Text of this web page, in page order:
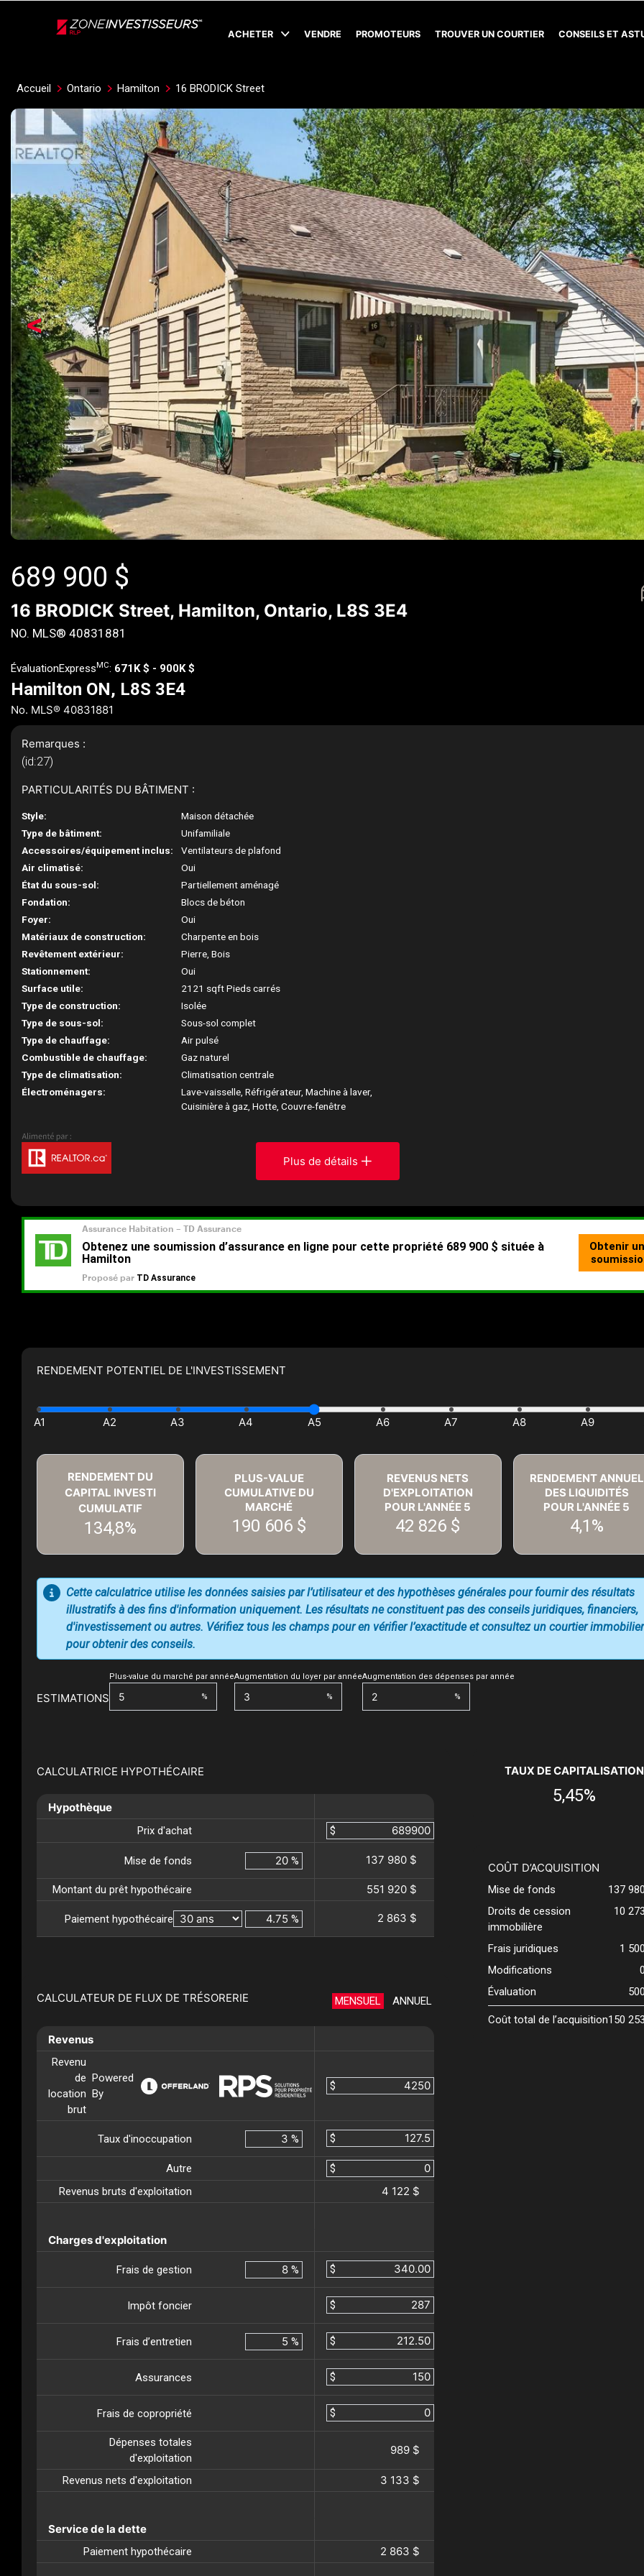
ACHETER VENDRE PROMOTEURS TROUVER UN COURTIER CONSEILS ET
Accueil Ontario Hamilton 16 BRODICK Street
<
689 900 $
16 BRODICK Street, Hamilton, Ontario, L8S 3E4
NO. MLS® 40831881
ÉvaluationExpress MC: 671K $ - 900K $
Hamilton ON, L8S 3E4
No. MLS® 40831881
Remarques :
(id:27)
PARTICULARITÉS DU BÂTIMENT :
Style:
Maison détachée
Type de bâtiment:
Unifamiliale
Accessoires/équipement inclus:
Ventilateurs de plafond
Air climatisé:
Oui
État du sous-sol:
Partiellement aménagé
Fondation:
Blocs de béton
Foyer:
Oui
Matériaux de construction:
Charpente en bois
Revêtement extérieur:
Pierre, Bois
Stationnement:
Oui
Surface utile:
2121 sqft Pieds carrés
Type de construction:
Isolée
Type de sous-sol:
Sous-sol complet
Type de chauffage:
Air pulsé
Combustible de chauffage:
Gaz naturel
Type de climatisation:
Climatisation centrale
Électroménagers:
Lave-vaisselle, Réfrigérateur, Machine à laver,
Cuisinière à gaz, Hotte, Couvre-fenêtre
Plus de détails
RENDEMENT POTENTIEL DE L'INVESTISSEMENT
RENDEMENT DU
CAPITAL INVESTI
CUMULATIF
134,8%
PLUS-VALUE
CUMULATIVE DU
MARCHÉ
190 606 $
REVENUS NETS
D'EXPLOITATION
POUR L'ANNÉE 5
42 826 $
RENDEMENT ANNUEL
DES LIQUIDITÉS
POUR L'ANNÉE 5
4,1%
ESTIMATIONS
Plus-value du marché par année
%
Augmentation du loyer par année
%
Augmentation des dépenses par année
%
Cette calculatrice utilise les données saisies par l’utilisateur et des hypothèses générales pour fournir des résultats
illustratifs à des fins d'information uniquement. Les résultats ne constituent pas des conseils juridiques, financiers,
d'investissement ou autres. Vérifiez tous les champs pour en vérifier l’exactitude et consultez un courtier immobilier
pour obtenir des conseils.
CALCULATRICE HYPOTHÉCAIRE
Hypothèque
Prix d'achat $
Mise de fonds % 137 980 $
Montant du prêt hypothécaire 551 920 $
Paiement hypothécaire % 2 863 $
CALCULATEUR DE FLUX DE TRÉSORERIE MENSUEL ANNUEL
Revenus
Revenu
de
location
brut
Powered
By
$
Taux d'inoccupation % $
Autre
$
Revenus bruts d'exploitation
4 122 $
Charges d'exploitation
Frais de gestion % $
Impôt foncier $
Frais d’entretien % $
Assurances $
Frais de copropriété $
Dépenses totales
d'exploitation
989 $
Revenus nets d'exploitation 3 133 $
Service de la dette
Paiement hypothécaire 2 863 $
TAUX DE CAPITALISATION
5,45%
COÛT D’ACQUISITION
Mise de fonds
137
Droits de cession
immobilière
10
Frais juridiques
1
Modifications
Évaluation
Coût total de l’acquisition150